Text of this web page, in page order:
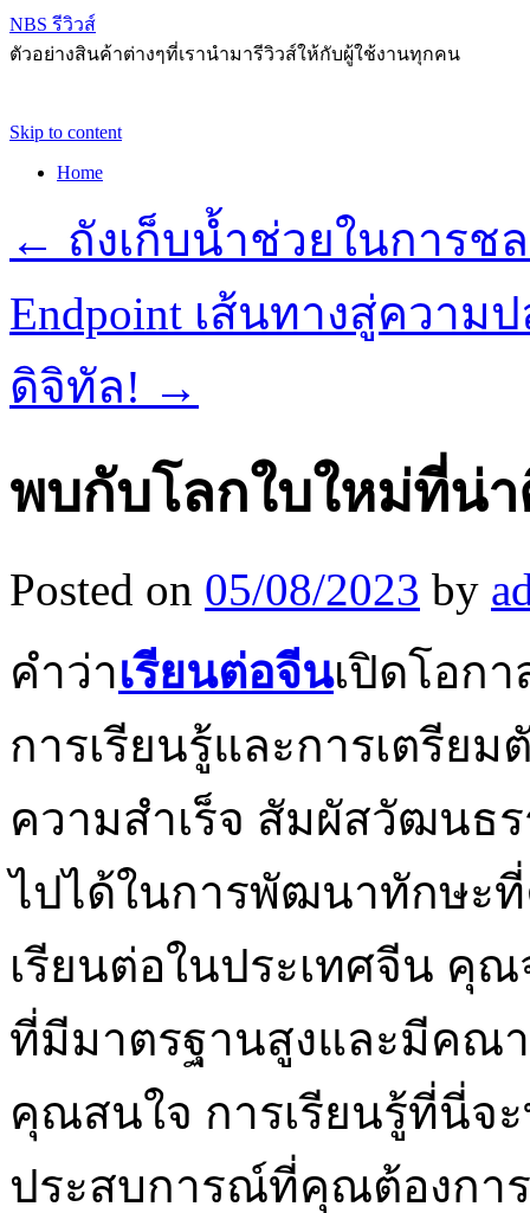
NBS รีวิวส์
ตัวอย่างสินค้าต่างๆที่เรานำมารีวิวส์ให้กับผู้ใช้งานทุกคน
Skip to content
Home
← ถังเก็บน้ำช่วยในการช
Endpoint เส้นทางสู่ควา
ดิจิทัล! →
พบกับโลกใบใหม่ที่น่
Posted on 05/08/2023 by
คำว่าเรียนต่อจีนเปิดโอก
การเรียนรู้และการเตรีย
ความสำเร็จ สัมผัสวัฒนธ
ไปได้ในการพัฒนาทักษะ
เรียนต่อในประเทศจีน คุ
ที่มีมาตรฐานสูงและมีคณ
คุณสนใจ การเรียนรู้ที่นี่จ
ประสบการณ์ที่คุณต้องกา